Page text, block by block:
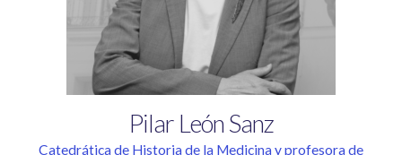
Pilar León Sanz
Catedrática de Historia de la Medicina y profesora de